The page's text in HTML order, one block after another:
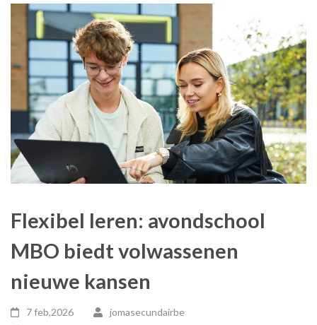
Flexibel leren: avondschool
MBO biedt volwassenen
nieuwe kansen
7 feb,2026
jomasecundairbe